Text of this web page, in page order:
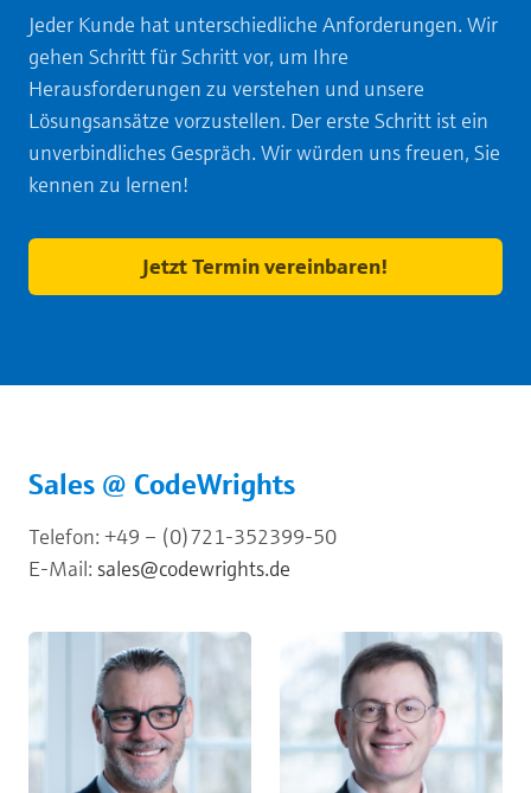
Jeder Kunde hat unterschiedliche Anforderungen. Wir
gehen Schritt für Schritt vor, um Ihre
Herausforderungen zu verstehen und unsere
Lösungsansätze vorzustellen. Der erste Schritt ist ein
unverbindliches Gespräch. Wir würden uns freuen, Sie
kennen zu lernen!
Jetzt Termin vereinbaren!
Sales @ CodeWrights
Telefon: +49 – (0)721-352399-50
E-Mail: sales@codewrights.de